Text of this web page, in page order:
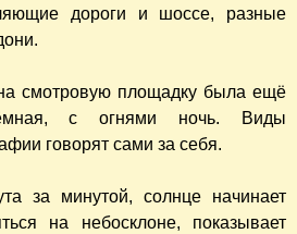
дороги и шоссе, разные
смотровую площадку была ещё
с огнями ночь. Виды
говорят сами за себя.
за минутой, солнце начинает
на небосклоне, показывает